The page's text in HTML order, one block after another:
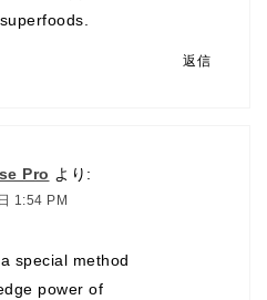
返信
Pro より:
1:54 PM
special method
power of